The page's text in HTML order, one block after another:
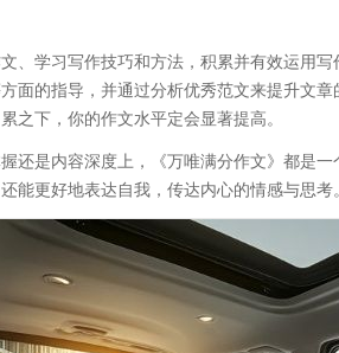
、学习写作技巧和方法，积累并有效运用
面的指导，并通过分析优秀范文来提升文
之下，你的作文水平定会显著提高。
还是内容深度上，《万唯满分作文》都是
能更好地表达自我，传达内心的情感与思考。